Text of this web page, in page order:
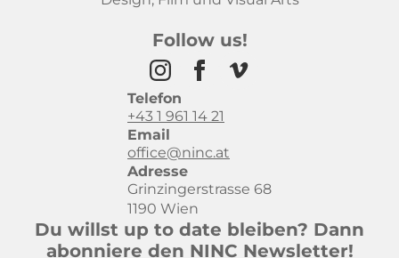
Follow us!
Telefon
+43 1 961 14 21
Email
office@ninc.at
Adresse
Grinzingerstrasse 68
1190 Wien
Du willst up to date bleiben? Dann
abonniere den NINC Newsletter!